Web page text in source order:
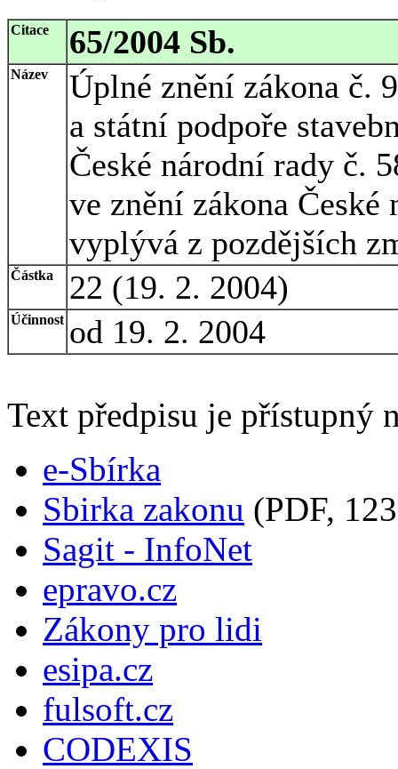
Citace 65/2004 Sb.
Název
Úplné znění zákona č.
a státní podpoře
České národní rady č.
ve znění zákona
vyplývá z pozdějších
Částka 22 (19. 2. 2004)
Účinnost od 19. 2. 2004
Text předpisu je přístupný
e-Sbírka
Sbirka zakonu (PDF,
Sagit - InfoNet
epravo.cz
Zákony pro lidi
esipa.cz
fulsoft.cz
CODEXIS